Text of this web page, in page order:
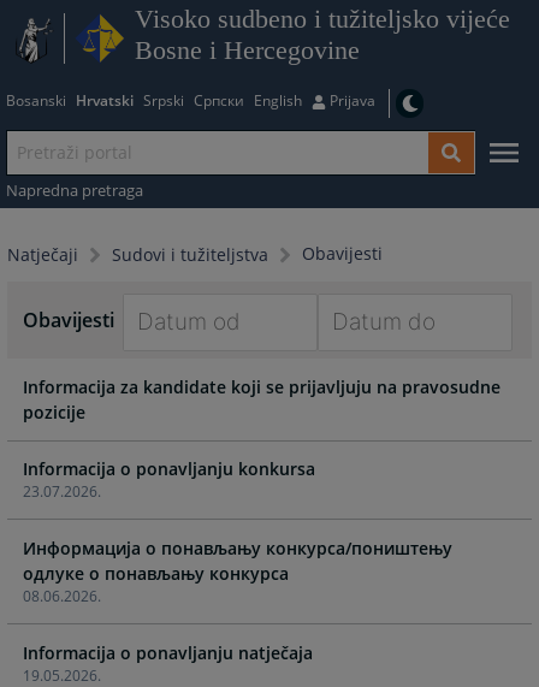
Visoko sudbeno i tužiteljsko vijeće
Bosne i Hercegovine
Bosanski Hrvatski Srpski Српски English Prijava
Napredna pretraga
Natječaji Sudovi i tužiteljstva Obavijesti
Obavijesti
forward
interact
with
calendar
and
select
date.
Press
forward
interact
calendar
and
date.
Informacija za kandidate koji se prijavljuju na pravosudne
pozicije
23.07.2026.
Informacija o ponavljanju konkursa
08.06.2026.
Информација о понављању конкурса/поништењу
одлуке о понављању конкурса
19.05.2026.
Informacija o ponavljanju natječaja